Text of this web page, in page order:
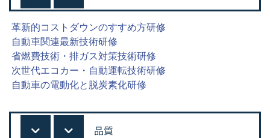
革新的コストダウンのすすめ方研修
自動車関連最新技術研修
省燃費技術・排ガス対策技術研修
次世代エコカー・自動運転技術研修
自動車の電動化と脱炭素化研修
品質